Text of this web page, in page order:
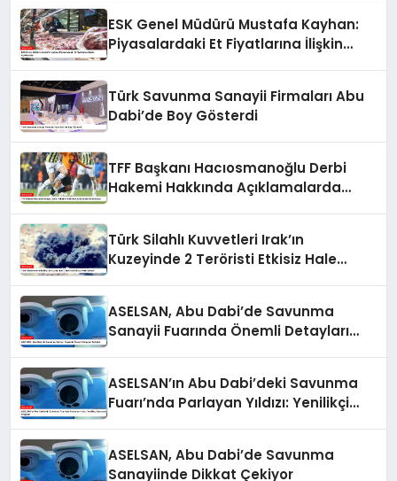
Açıklamalar
ESK Genel Müdürü Mustafa Kayhan:
Piyasalardaki Et Fiyatlarına İlişkin
Türk Savunma Sanayii Firmaları Abu
Dabi’de Boy Gösterdi
TFF Başkanı Hacıosmanoğlu Derbi
Hakemi Hakkında Açıklamalarda
Türk Silahlı Kuvvetleri Irak’ın
Kuzeyinde 2 Teröristi Etkisiz Hale
ASELSAN, Abu Dabi’de Savunma
Sanayii Fuarında Önemli Detayları
ASELSAN’ın Abu Dabi’deki Savunma
Fuarı’nda Parlayan Yıldızı: Yenilikçi
ASELSAN, Abu Dabi’de Savunma
Sanayiinde Dikkat Çekiyor